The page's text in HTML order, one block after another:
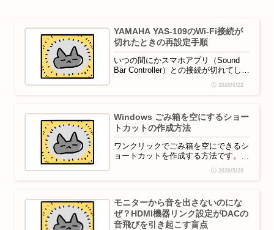
YAMAHA YAS-109のWi-Fi接続が
切れたときの再設定手順
いつの間にかスマホアプリ（Sound
Bar Controller）との接続が切れてしま
い、再設定に少し苦戦したので手順を
メモしておきます。スマホのバッテリ
ックグラウンド通信が制限され、接続
が途中で失敗しやすくなります。
2026/6/22
Windows ごみ箱を空にするショー
トカットの作成方法
ワンクリックでごみ箱を空にできるシ
ョートカットを作成する方法です。手
ダなど、任意の場所で右クリック「新
powershell.exe -command "Clear-
RecycleBin -Force"「次...
2026/5/20
モニターから音を出さないのにな
ぜ？HDMI機器リンク設定がDACの
音飛びを引き起こす盲点